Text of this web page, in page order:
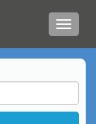
Menú
de